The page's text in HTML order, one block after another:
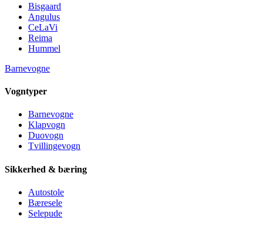
Bisgaard
Angulus
CeLaVi
Reima
Hummel
Barnevogne
Vogntyper
Barnevogne
Klapvogn
Duovogn
Tvillingevogn
Sikkerhed & bæring
Autostole
Bæresele
Selepude